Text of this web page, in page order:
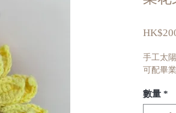
手工太
可配畢
數量 *